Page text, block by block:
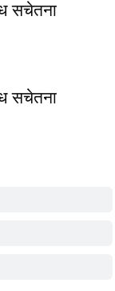
सचेतना
सचेतना